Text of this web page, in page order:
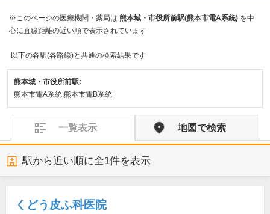
※このページの医療機関・薬局は 熊本城・市役所前駅(熊本市電A系統) を中
心に直線距離の近い順で表示されています
以下の各駅(各路線)と共通の検索結果です
熊本城・市役所前駅:
熊本市電A系統,熊本市電B系統
一覧表示 地図で検索
駅から近い順に全1件を表示
くどう皮ふ科医院